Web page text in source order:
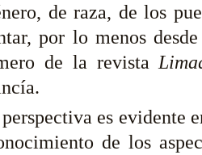
de raza, de los
por lo menos
de la revista
es
de los